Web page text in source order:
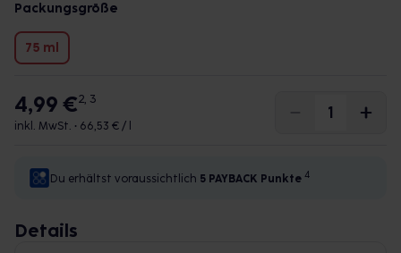
Packungsgröße
75 ml
4,99 €2, 3
inkl. MwSt. • 66,53 € / l
Du erhältst voraussichtlich 5 PAYBACK Punkte 4
Details